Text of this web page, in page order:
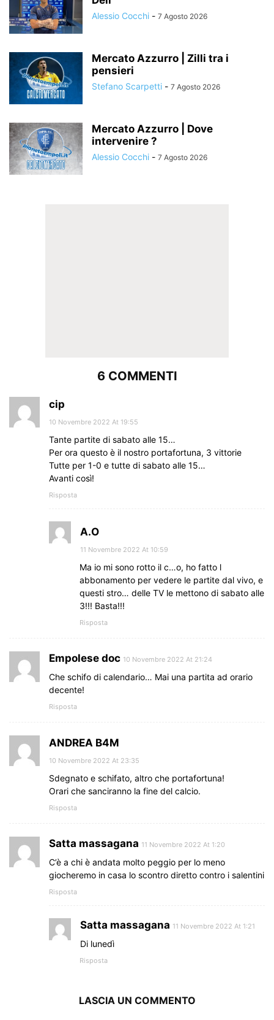
Alessio Cocchi - 7 Agosto 2026
Mercato Azzurro | Zilli tra i
pensieri
Stefano Scarpetti - 7 Agosto 2026
Mercato Azzurro | Dove
intervenire ?
Alessio Cocchi - 7 Agosto 2026
6 COMMENTI
cip
10 Novembre 2022 At 19:55
Tante partite di sabato alle 15…
Per ora questo è il nostro portafortuna, 3 vittorie
Tutte per 1-0 e tutte di sabato alle 15…
Avanti così!
Risposta
A.O
11 Novembre 2022 At 10:59
Ma io mi sono rotto il c…o, ho fatto l
abbonamento per vedere le partite dal vivo, e
questi stro… delle TV le mettono di sabato alle
3!!! Basta!!!
Risposta
Empolese doc 10 Novembre 2022 At 21:24
Che schifo di calendario… Mai una partita ad orario
decente!
Risposta
ANDREA B4M
10 Novembre 2022 At 23:35
Sdegnato e schifato, altro che portafortuna!
Orari che sanciranno la fine del calcio.
Risposta
Satta massagana 11 Novembre 2022 At 1:20
C’è a chi è andata molto peggio per lo meno
giocheremo in casa lo scontro diretto contro i salentini
Risposta
Satta massagana 11 Novembre 2022 At 1:21
Di lunedì
Risposta
LASCIA UN COMMENTO